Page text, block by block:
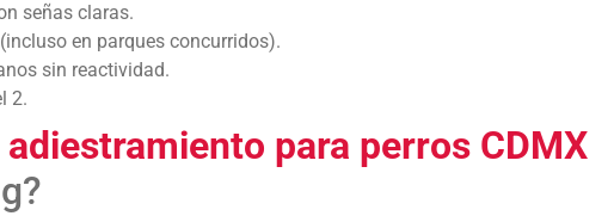
señas claras.
en parques concurridos).
sin reactividad.
2.
adiestramiento para perros CDMX